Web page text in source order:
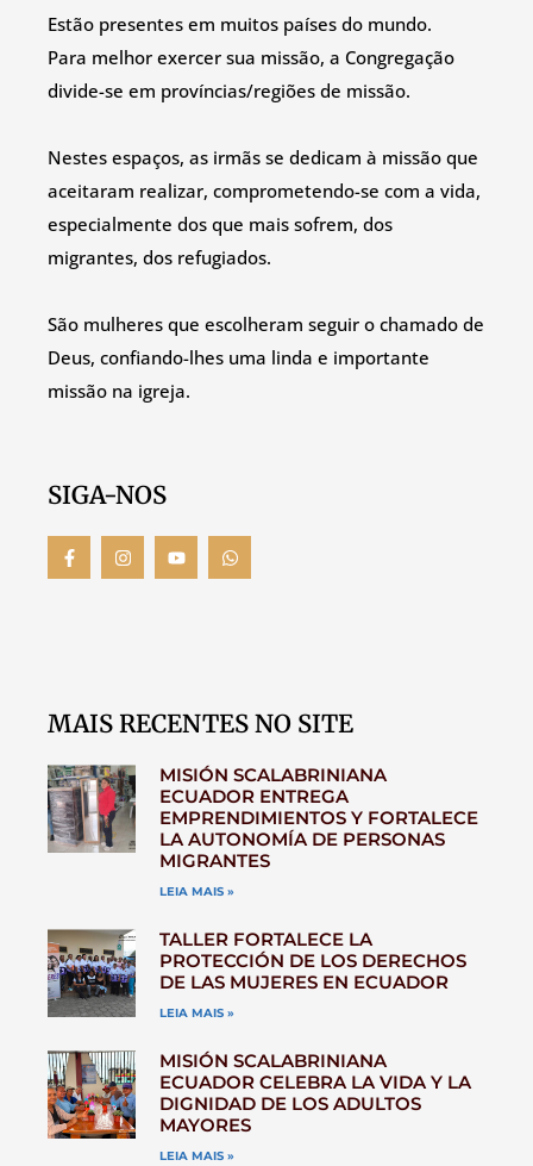
Estão presentes em muitos países do mundo.
Para melhor exercer sua missão, a Congregação
divide-se em províncias/regiões de missão.
Nestes espaços, as irmãs se dedicam à missão que
aceitaram realizar, comprometendo-se com a vida,
especialmente dos que mais sofrem, dos
migrantes, dos refugiados.
São mulheres que escolheram seguir o chamado de
Deus, confiando-lhes uma linda e importante
missão na igreja.
SIGA-NOS
MAIS RECENTES NO SITE
MISIÓN SCALABRINIANA
ECUADOR ENTREGA
EMPRENDIMIENTOS Y FORTALECE
LA AUTONOMÍA DE PERSONAS
MIGRANTES
LEIA MAIS »
TALLER FORTALECE LA
PROTECCIÓN DE LOS DERECHOS
DE LAS MUJERES EN ECUADOR
LEIA MAIS »
MISIÓN SCALABRINIANA
ECUADOR CELEBRA LA VIDA Y LA
DIGNIDAD DE LOS ADULTOS
MAYORES
LEIA MAIS »